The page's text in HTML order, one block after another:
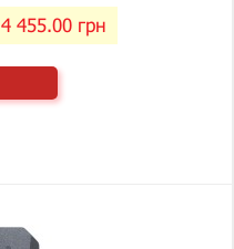
4 455.00 грн